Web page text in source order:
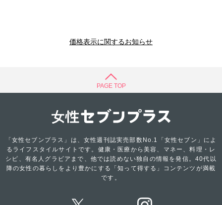
価格表示に関するお知らせ
PAGE TOP
「女性セブンプラス」は、女性週刊誌実売部数No.1「女性セブン」によ
るライフスタイルサイトです。健康・医療から美容、マネー、料理・レ
シピ、有名人グラビアまで、他では読めない独自の情報を発信。40代以
降の女性の暮らしをより豊かにする「知って得する」コンテンツが満載
です。